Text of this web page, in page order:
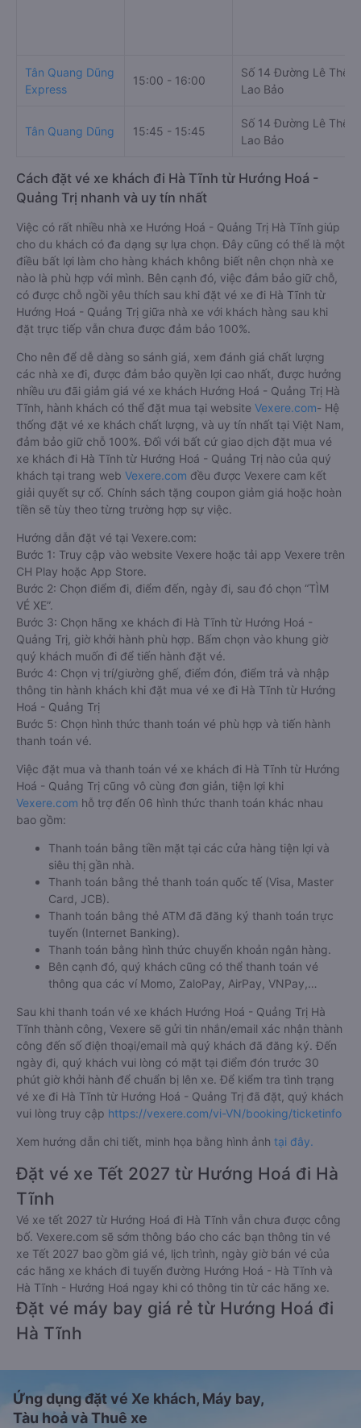
Tân Quang Dũng
Express
15:00 - 16:00
Số 14 Đường Lê Thế
Lao Bảo
Tân Quang Dũng 15:45 - 15:45
Số 14 Đường Lê Thế
Lao Bảo
Cách đặt vé xe khách đi Hà Tĩnh từ Hướng Hoá -
Quảng Trị nhanh và uy tín nhất
Việc có rất nhiều nhà xe Hướng Hoá - Quảng Trị Hà Tĩnh giúp
cho du khách có đa dạng sự lựa chọn. Đây cũng có thể là một
điều bất lợi làm cho hàng khách không biết nên chọn nhà xe
nào là phù hợp với mình. Bên cạnh đó, việc đảm bảo giữ chỗ,
có được chỗ ngồi yêu thích sau khi đặt vé xe đi Hà Tĩnh từ
Hướng Hoá - Quảng Trị giữa nhà xe với khách hàng sau khi
đặt trực tiếp vẫn chưa được đảm bảo 100%.
Cho nên để dễ dàng so sánh giá, xem đánh giá chất lượng
các nhà xe đi, được đảm bảo quyền lợi cao nhất, được hưởng
nhiều ưu đãi giảm giá vé xe khách Hướng Hoá - Quảng Trị Hà
Tĩnh, hành khách có thể đặt mua tại website Vexere.com- Hệ
thống đặt vé xe khách chất lượng, và uy tín nhất tại Việt Nam,
đảm bảo giữ chỗ 100%. Đối với bất cứ giao dịch đặt mua vé
xe khách đi Hà Tĩnh từ Hướng Hoá - Quảng Trị nào của quý
khách tại trang web Vexere.com đều được Vexere cam kết
giải quyết sự cố. Chính sách tặng coupon giảm giá hoặc hoàn
tiền sẽ tùy theo từng trường hợp sự việc.
Hướng dẫn đặt vé tại Vexere.com:
Bước 1: Truy cập vào website Vexere hoặc tải app Vexere trên
CH Play hoặc App Store.
Bước 2: Chọn điểm đi, điểm đến, ngày đi, sau đó chọn “TÌM
VÉ XE”.
Bước 3: Chọn hãng xe khách đi Hà Tĩnh từ Hướng Hoá -
Quảng Trị, giờ khởi hành phù hợp. Bấm chọn vào khung giờ
quý khách muốn đi để tiến hành đặt vé.
Bước 4: Chọn vị trí/giường ghế, điểm đón, điểm trả và nhập
thông tin hành khách khi đặt mua vé xe đi Hà Tĩnh từ Hướng
Hoá - Quảng Trị
Bước 5: Chọn hình thức thanh toán vé phù hợp và tiến hành
thanh toán vé.
Việc đặt mua và thanh toán vé xe khách đi Hà Tĩnh từ Hướng
Hoá - Quảng Trị cũng vô cùng đơn giản, tiện lợi khi
Vexere.com hỗ trợ đến 06 hình thức thanh toán khác nhau
bao gồm:
Thanh toán bằng tiền mặt tại các cửa hàng tiện lợi và
siêu thị gần nhà.
Thanh toán bằng thẻ thanh toán quốc tế (Visa, Master
Card, JCB).
Thanh toán bằng thẻ ATM đã đăng ký thanh toán trực
tuyến (Internet Banking).
Thanh toán bằng hình thức chuyển khoản ngân hàng.
Bên cạnh đó, quý khách cũng có thể thanh toán vé
thông qua các ví Momo, ZaloPay, AirPay, VNPay,…
Sau khi thanh toán vé xe khách Hướng Hoá - Quảng Trị Hà
Tĩnh thành công, Vexere sẽ gửi tin nhắn/email xác nhận thành
công đến số điện thoại/email mà quý khách đã đăng ký. Đến
ngày đi, quý khách vui lòng có mặt tại điểm đón trước 30
phút giờ khởi hành để chuẩn bị lên xe. Để kiểm tra tình trạng
vé xe đi Hà Tĩnh từ Hướng Hoá - Quảng Trị đã đặt, quý khách
vui lòng truy cập https://vexere.com/vi-VN/booking/ticketinfo
Xem hướng dẫn chi tiết, minh họa bằng hình ảnh tại đây.
Đặt vé xe Tết 2027 từ Hướng Hoá đi Hà
Tĩnh
Vé xe tết 2027 từ Hướng Hoá đi Hà Tĩnh vẫn chưa được công
bố. Vexere.com sẽ sớm thông báo cho các bạn thông tin vé
xe Tết 2027 bao gồm giá vé, lịch trình, ngày giờ bán vé của
các hãng xe khách đi tuyến đường Hướng Hoá - Hà Tĩnh và
Hà Tĩnh - Hướng Hoá ngay khi có thông tin từ các hãng xe.
Đặt vé máy bay giá rẻ từ Hướng Hoá đi
Hà Tĩnh
Ứng dụng đặt vé Xe khách, Máy bay,
Tàu hoả và Thuê xe